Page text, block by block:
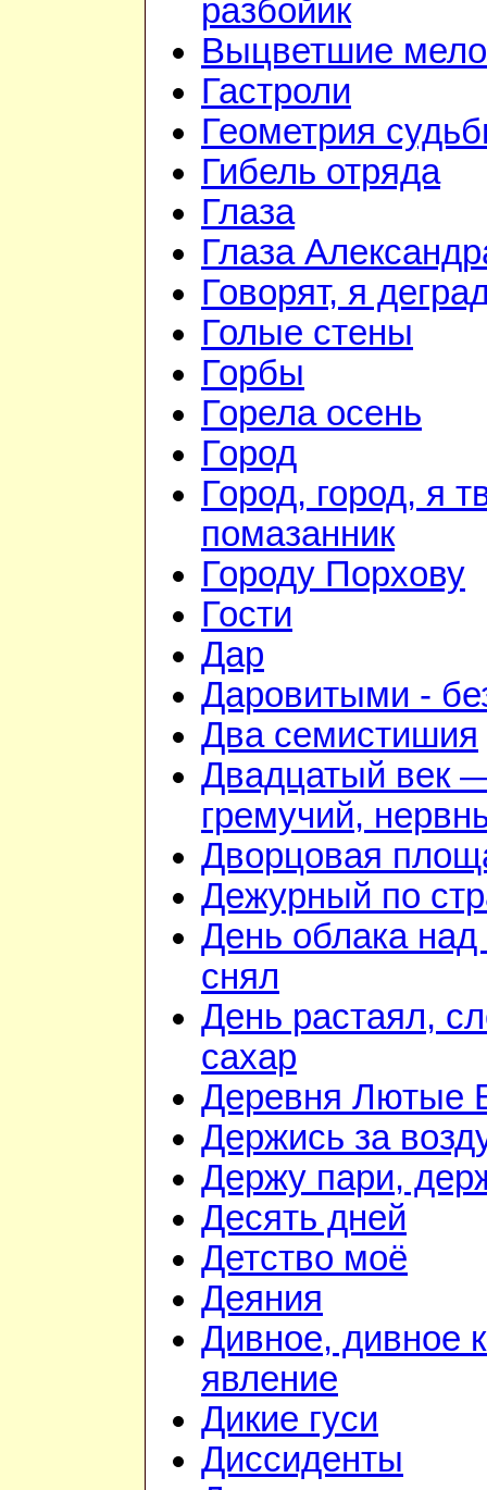
разбойик
Выцветшие
Гастроли
Геометрия
Гибель отряда
Глаза
Глаза
Говорят, я
Голые стены
Горбы
Горела осень
Город
Город, город, я
помазанник
Городу Порхову
Гости
Дар
Даровитыми -
Два семистишия
Двадцатый век
гремучий,
Дворцовая
Дежурный по
День облака
снял
День растаял,
сахар
Деревня Лютые
Держись за
Держу пари,
Десять дней
Детство моё
Деяния
Дивное, дивное
явление
Дикие гуси
Диссиденты